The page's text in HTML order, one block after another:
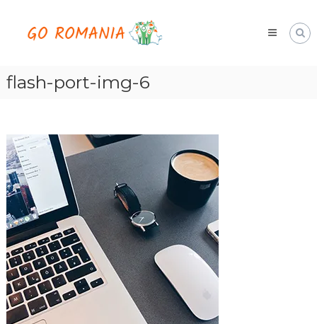
contentRomania
noi
flash-port-img-6